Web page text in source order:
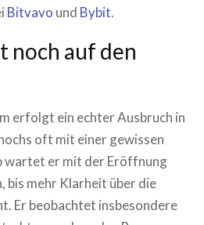
Bitvavo und Bybit.
noch auf den
erfolgt ein echter Ausbruch in
oft mit einer gewissen
wartet er mit der Eröffnung
bis mehr Klarheit über die
Er beobachtet insbesondere